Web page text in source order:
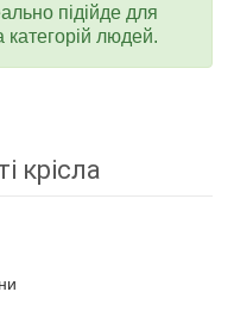
підійде для
категорій людей.
крісла